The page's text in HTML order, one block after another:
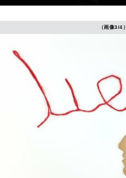
（画像3/4）